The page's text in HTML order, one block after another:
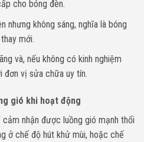
cho bóng đèn.
nhưng không sáng, nghĩa là bóng
mới.
và, nếu không có kinh nghiệm
đơn vị sửa chữa uy tín.
gió khi hoạt động
nhận được luồng gió mạnh thổi
ở chế độ hút khử mùi, hoặc chế